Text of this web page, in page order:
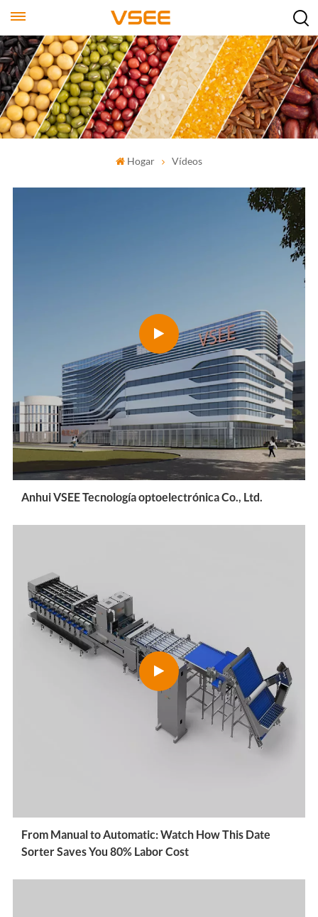
Hogar Vídeos
Anhui VSEE Tecnología optoelectrónica Co., Ltd.
From Manual to Automatic: Watch How This Date
Sorter Saves You 80% Labor Cost